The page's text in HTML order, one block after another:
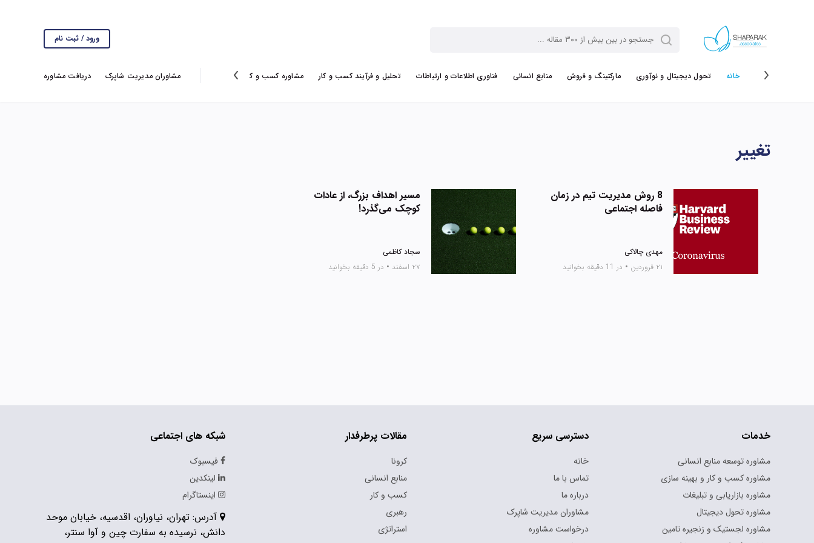
ورود / ثبت نام
خانه تحول دیجیتال و نوآوری مارکتینگ و فروش منابع انسانی فناوری اطلاعات و ارتباطات تحلیل و فرآیند کسب و کار مشاوره کسب و کار گزارش ها ویروس کرونامشاوران مدیریت شاپرک دریافت مشاوره
تغییر
8 روش مدیریت تیم در زمان
فاصله اجتماعی
مهدی چالاکی
۲۱ فروردین
• در 11 دقیقه بخوانید
مسیر اهداف بزرگ، از عادات
کوچک می‌گذرد!
سجاد کاظمی
۲۷ اسفند
• در 5 دقیقه بخوانید
خدمات
مشاوره توسعه منابع انسانی
مشاوره کسب و کار و بهینه سازی
مشاوره بازاریابی و تبلیغات
مشاوره تحول دیجیتال
مشاوره لجستیک و زنجیره تامین
دسترسی سریع
خانه
تماس با ما
درباره ما
مشاوران مدیریت شاپرک
درخواست مشاوره
مقالات پرطرفدار
کرونا
منابع انسانی
کسب و کار
رهبری
استراتژی
شبکه های اجتماعی
فیسبوک
لینکدین
اینستاگرام
آدرس: تهران، نیاوران، اقدسیه، خیابان موحد
دانش، نرسیده به سفارت چین و آوا سنتر،